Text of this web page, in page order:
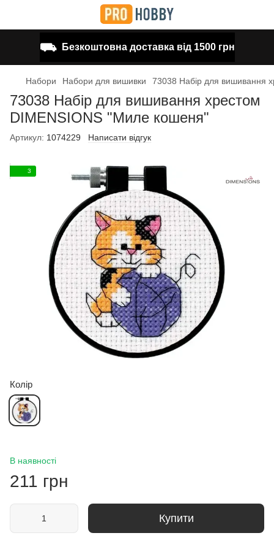
⛟ Безкоштовна доставка від 1500 грн
Набори Набори для вишивки 73038 Набір для вишивання
73038 Набір для вишивання хрестом
DIMENSIONS "Миле кошеня"
Артикул: 1074229 Написати відгук
3
Колір
В наявності
211 грн
Купити